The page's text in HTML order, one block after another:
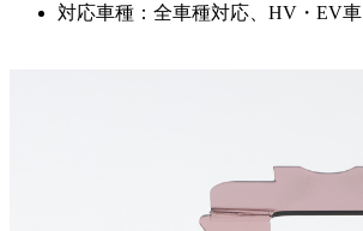
対応車種：全車種対応、HV・EV車